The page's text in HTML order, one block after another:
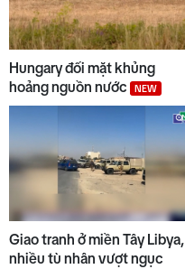
Hungary đối mặt khủng
hoảng nguồn nước
NEW
Giao tranh ở miền Tây Libya,
nhiều tù nhân vượt ngục